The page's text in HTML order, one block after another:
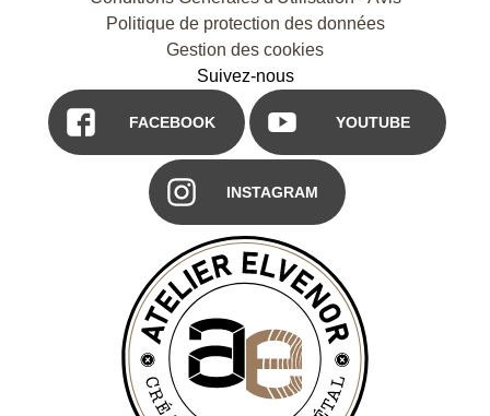
Politique de protection des données
Gestion des cookies
Suivez-nous
FACEBOOK YOUTUBE
INSTAGRAM